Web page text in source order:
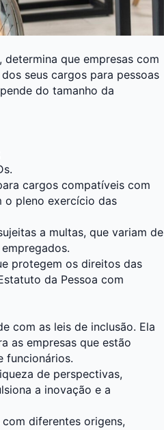
que empresas com
seus cargos para pessoas
do tamanho da
cargos compatíveis com
o pleno exercício das
a multas, que variam de
protegem os direitos das
da Pessoa com
com as leis de inclusão. Ela
as empresas que estão
funcionários.
de perspectivas,
a inovação e a
diferentes origens,